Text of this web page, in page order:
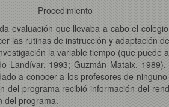
Procedimiento
evaluación que llevaba a cabo el
las rutinas de instrucción y adaptación
la variable tiempo (que
1993; Guzmán Mataix,
a conocer a los profesores de
programa recibió información del
del programa.